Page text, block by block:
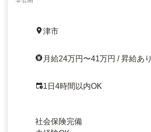
津市
月給24万円〜41万円 / 昇給あり
1日4時間以内OK
社会保険完備